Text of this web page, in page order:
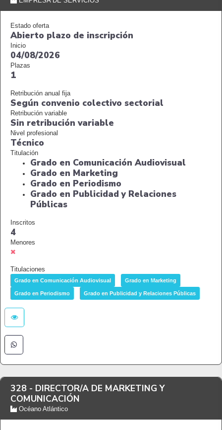
Estado oferta
Abierto plazo de inscripción
Inicio
04/08/2026
Plazas
1
Retribución anual fija
Según convenio colectivo sectorial
Retribución variable
Sin retribución variable
Nivel profesional
Técnico
Titulación
Grado en Comunicación Audiovisual
Grado en Marketing
Grado en Periodismo
Grado en Publicidad y Relaciones
Públicas
Inscritos
4
Menores
Titulaciones
Grado en Comunicación Audiovisual Grado en Marketing
Grado en Periodismo Grado en Publicidad y Relaciones Públicas
328 - DIRECTOR/A DE MARKETING Y
COMUNICACIÓN
Océano Atlántico